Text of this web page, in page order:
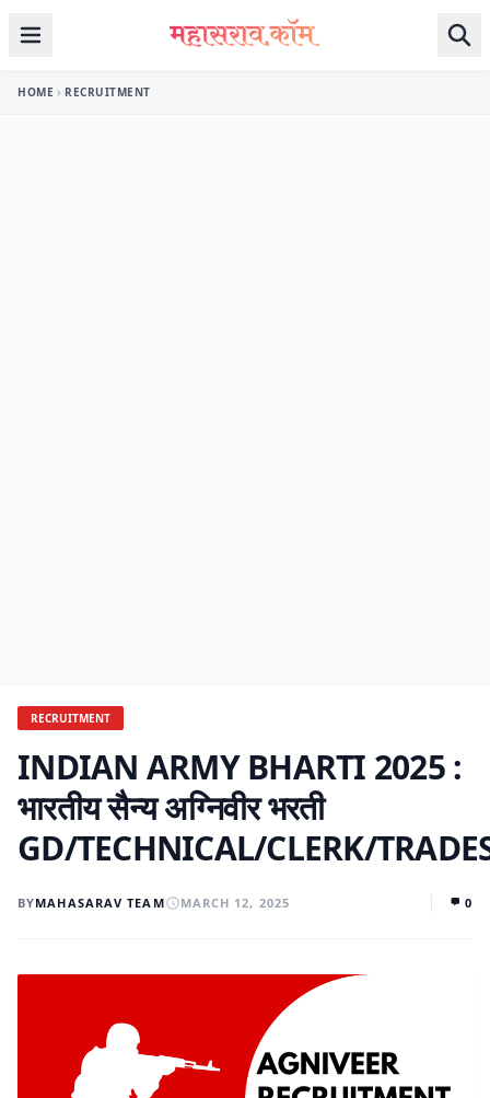
Skip to content
HOME RECRUITMENT
RECRUITMENT
INDIAN ARMY BHARTI 2025 :
भारतीय सैन्य अग्निवीर भरती
GD/TECHNICAL/CLERK/
BYMAHASARAV TEAM MARCH 12, 2025 0